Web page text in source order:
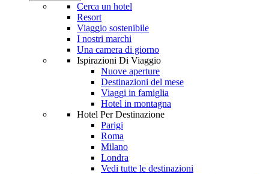
Cerca un hotel
Resort
Viaggio sostenibile
I nostri marchi
Una camera di giorno
Ispirazioni Di Viaggio
Nuove aperture
Destinazioni del mese
Viaggi in famiglia
Hotel in montagna
Hotel Per Destinazione
Parigi
Roma
Milano
Londra
Vedi tutte le destinazioni